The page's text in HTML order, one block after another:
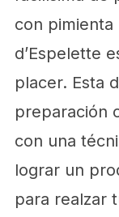
con
d’Espelette
placer. Esta
preparación
con una
lograr un
para realzar